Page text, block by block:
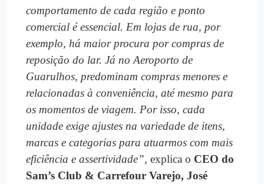
comportamento de cada região e ponto
comercial é essencial. Em lojas de rua, por
exemplo, há maior procura por compras de
reposição do lar. Já no Aeroporto de
Guarulhos, predominam compras menores e
relacionadas à conveniência, até mesmo para
os momentos de viagem. Por isso, cada
unidade exige ajustes na variedade de itens,
marcas e categorias para atuarmos com mais
eficiência e assertividade”, explica o CEO do
Sam’s Club & Carrefour Varejo, José